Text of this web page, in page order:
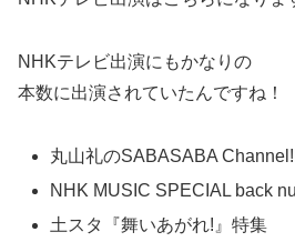
NHKテレビ出演にもかなりの
本数に出演されていたんですね！
丸山礼のSABASABA
NHK MUSIC SPECIAL back
土スタ『舞いあがれ!』特集